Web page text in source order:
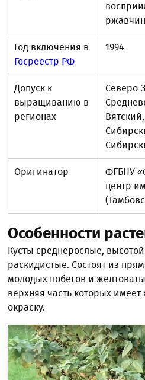
Год включения в
Госреестр РФ
1994
Допуск к
выращиванию в
регионах
Северо-
Оригинатор
ФГБНУ
центр
Особенности
Кусты среднерослые,
раскидистые. Состоят из
молодых побегов и
верхняя часть которых
окраску.